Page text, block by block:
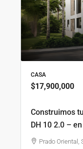
CASA
$17,900,000
Construimos
DH 10 2.0 –
Prado Oriental,